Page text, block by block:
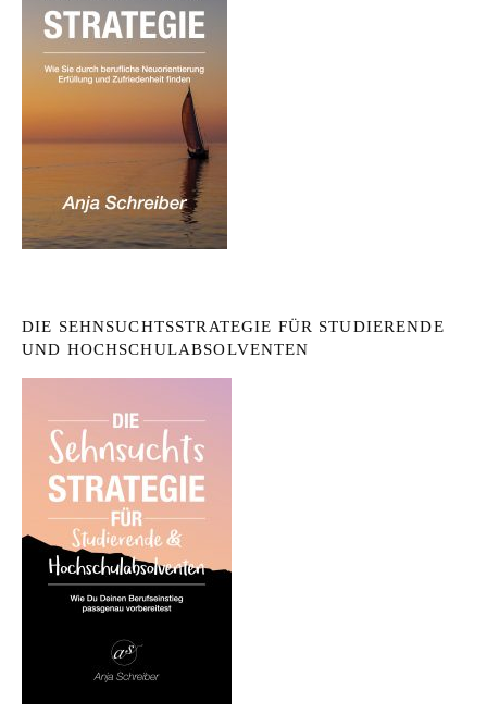
DIE SEHNSUCHTSSTRATEGIE FÜR STUDIERENDE
UND HOCHSCHULABSOLVENTEN